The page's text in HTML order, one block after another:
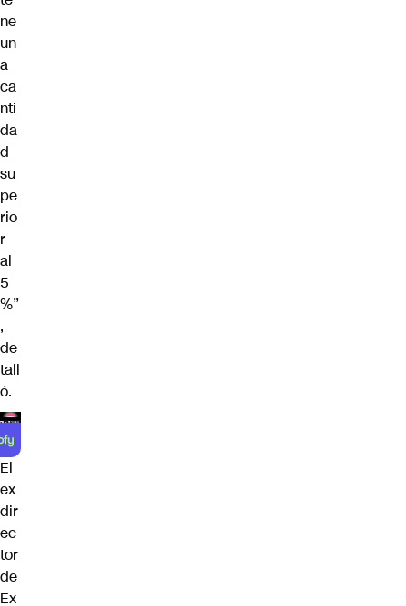
ne
un
a
ca
nti
da
d
su
pe
rio
r
al
5
%”
,
de
tall
ó.
El
ex
dir
ec
tor
de
Ex